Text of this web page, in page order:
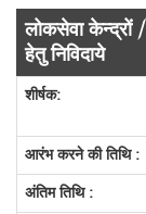
लोकसेवा केन्द्रों
हेतु निविदाये